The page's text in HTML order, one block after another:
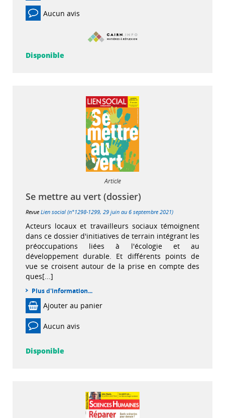
Aucun avis
Disponible
Article
Se mettre au vert (dossier)
Revue Lien social (n°1298-1299, 29 juin au 6 septembre 2021)
Acteurs locaux et travailleurs sociaux témoignent
dans ce dossier d'initiatives de terrain intégrant les
préoccupations liées à l'écologie et au
développement durable. Et différents points de
vue se croisent autour de la prise en compte des
ques[...]
Plus d'information...
Ajouter au panier
Aucun avis
Disponible